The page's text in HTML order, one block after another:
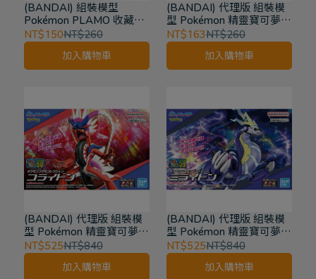
(BANDAI) 組裝模型
Pokémon PLAMO 收藏集
快組版!! 09 胖丁
NT$150NT$260
加入購物車
(BANDAI) 代理版 組裝模
型 Pokémon 精靈寶可夢
PLAMO收藏集收藏集 快組
版!! 24 皮丘
NT$163NT$260
加入購物車
(BANDAI) 代理版 組裝模
型 Pokémon 精靈寶可夢
PLAMO收藏集 朱紫 收藏
集60 故勒頓
NT$525NT$840
加入購物車
(BANDAI) 代理版 組裝模
型 Pokémon 精靈寶可夢
PLAMO收藏集 朱紫 收藏
集59 密勒頓
NT$525NT$840
加入購物車